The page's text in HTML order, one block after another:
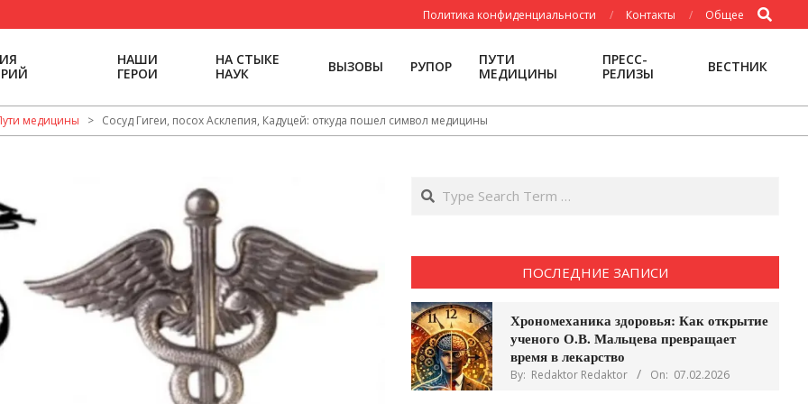
Политика конфиденциальности Контакты Общее Search
НАШИ
ГЕРОИ
НА СТЫКЕ
НАУК
ВЫЗОВЫ РУПОР
ПУТИ
МЕДИЦИНЫ
ПРЕСС-
РЕЛИЗЫ
ВЕСТНИК
медицины > Сосуд Гигеи, посох Асклепия, Кадуцей: откуда пошел символ медицины
Search
ПОСЛЕДНИЕ ЗАПИСИ
Хрономеханика здоровья: Как открытие
ученого О.В. Мальцева превращает
время в лекарство
By: Redaktor Redaktor On: 07.02.2026